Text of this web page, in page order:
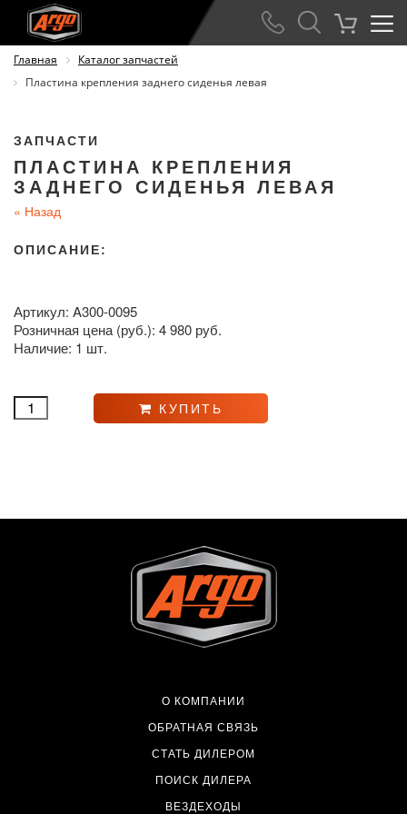
Главная
Каталог запчастей
Пластина крепления заднего сиденья левая
ЗАПЧАСТИ
ПЛАСТИНА КРЕПЛЕНИЯ
ЗАДНЕГО СИДЕНЬЯ ЛЕВАЯ
« Назад
ОПИСАНИЕ:
Артикул: A300-0095
Розничная цена (руб.): 4 980 руб.
Наличие: 1 шт.
КУПИТЬ
О КОМПАНИИ
ОБРАТНАЯ СВЯЗЬ
СТАТЬ ДИЛЕРОМ
ПОИСК ДИЛЕРА
ВЕЗДЕХОДЫ